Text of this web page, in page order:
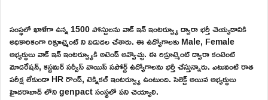
సంస్థలో ఖాళీగా ఉన్న 1500 పోస్టులను వాక్ ఇన్ ఇంటర్వ్యూ ద్వారా భర్తీ చెయ్యడానికి
అధికారికంగా రిక్రూట్మెంట్ ని విడుదల చేశారు. ఈ ఉద్యోగాలకు Male, Female
అభ్యర్థులు వాక్ ఇన్ ఇంటర్వ్యూకి అటెండ్ అవ్వొచ్చు. ఈ రిక్రూట్మెంట్ ద్వారా కంటెంట్
మోడరేషన్, కస్టమర్ సర్వీస్ వాయిస్ సపోర్ట్ ఉద్యోగాలను భర్తీ చేస్తున్నారు. ఎటువంటి రాత
పరీక్ష లేకుండా HR రౌండ్, టెక్నికల్ ఇంటర్వ్యూ ఉంటుంది. సెలెక్ట్ అయిన అభ్యర్థులు
హైదరాబాద్ లోని genpact సంస్థలో పని చెయ్యాలి.